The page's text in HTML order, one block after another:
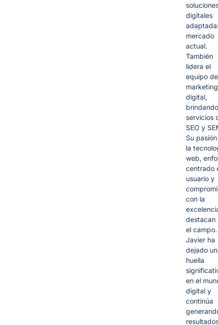
digitales
mercado
actual.
También
lidera el
equipo de
marketing
digital,
brindando
servicios
SEO y
Su
la
web,
centrado
usuario y
con la
destacan
el campo.
Javier ha
dejado
huella
en el
digital y
continúa